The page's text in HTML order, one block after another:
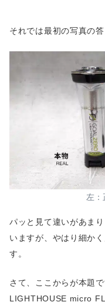
それでは最初の写真の答
左
パッと見て違いがあま
いますが、やはり細か
す。
さて、ここからが本題
LIGHTHOUSE micro